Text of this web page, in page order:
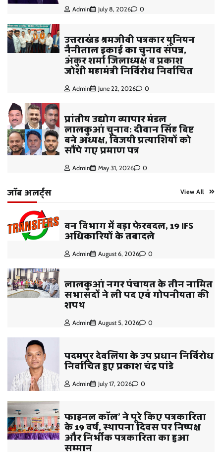
Admin July 8, 2026 0
उत्तराखंड श्रमजीवी पत्रकार यूनियन
नैनीताल इकाई का चुनाव संपन्न,
अंकुर शर्मा जिलाध्यक्ष व प्रकाश
जोशी महामंत्री निर्विरोध निर्वाचित
Admin June 22, 2026 0
प्रांतीय उद्योग व्यापार मंडल
लालकुआं चुनाव: दीवान सिंह बिष्ट
बने अध्यक्ष, विजयी प्रत्याशियों को
सौंपे गए प्रमाण पत्र
Admin May 31, 2026 0
जॉब अलर्ट्स View All
वन विभाग में बड़ा फेरबदल, 19 IFS
अधिकारियों के तबादले
Admin August 6, 2026 0
लालकुआं नगर पंचायत के तीन नामित
सभासदों ने ली पद एवं गोपनीयता की
शपथ
Admin August 5, 2026 0
पदमपुर देवलिया के उप प्रधान निर्विरोध
निर्वाचित हुए प्रकाश चंद्र पांडे
Admin July 17, 2026 0
फाइनल कॉल’ ने पूरे किए पत्रकारिता
के 19 वर्ष, स्थापना दिवस पर निष्पक्ष
और निर्भीक पत्रकारिता का हुआ
सम्मान